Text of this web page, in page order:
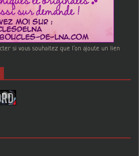
si vous souhaitez que l'on ajoute un lien